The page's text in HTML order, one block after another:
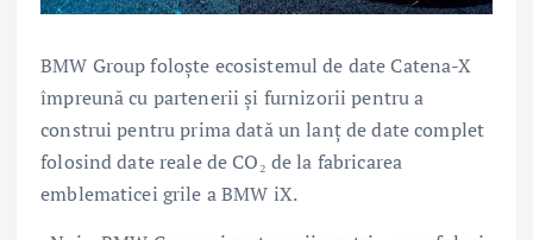
BMW Group foloşte ecosistemul de date Catena-X
împreună cu partenerii şi furnizorii pentru a
construi pentru prima dată un lanţ de date complet
folosind date reale de CO₂ de la fabricarea
emblematicei grile a BMW iX.